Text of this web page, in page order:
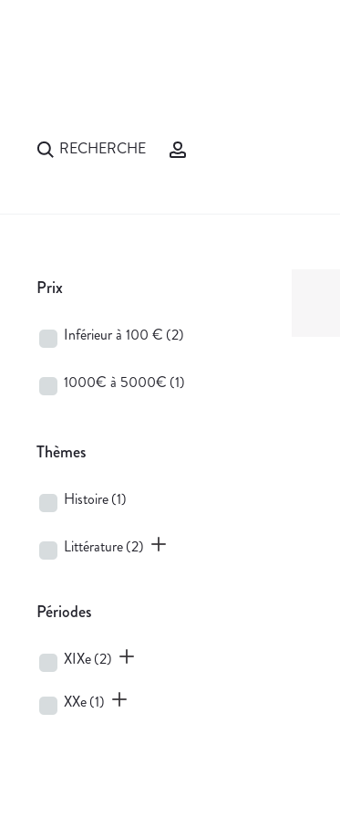
RECHERCHE
Prix
Inférieur à 100 € (2)
1000€ à 5000€ (1)
Thèmes
Histoire(1)
Littérature(2)
Périodes
XIXe(2)
XXe(1)